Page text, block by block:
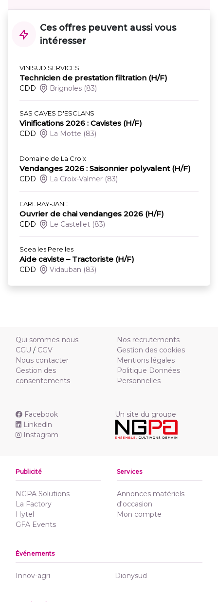
Ces offres peuvent aussi vous
intéresser
VINISUD SERVICES
Technicien de prestation filtration (H/F)
CDD Brignoles (83)
SAS CAVES D'ESCLANS
Vinifications 2026 : Cavistes (H/F)
CDD La Motte (83)
Domaine de La Croix
Vendanges 2026 : Saisonnier polyvalent (H/F)
CDD La Croix-Valmer (83)
EARL RAY-JANE
Ouvrier de chai vendanges 2026 (H/F)
CDD Le Castellet (83)
Scea les Perelles
Aide caviste – Tractoriste (H/F)
CDD Vidauban (83)
Qui sommes-nous
CGU / CGV
Nous contacter
Gestion des
consentements
Nos recrutements
Gestion des cookies
Mentions légales
Politique Données
Personnelles
Facebook
Linkedln
Instagram
Un site du groupe
Publicité
NGPA Solutions
La Factory
Hytel
GFA Events
Services
Annonces matériels
d'occasion
Mon compte
Événements
Innov-agri Dionysud